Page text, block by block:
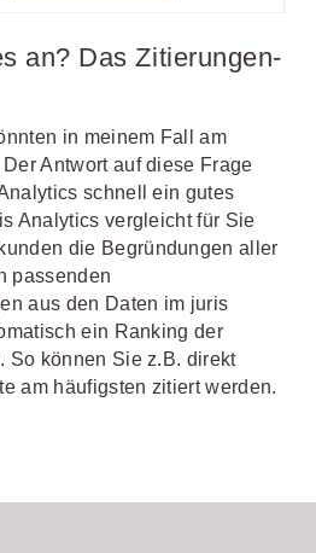
an? Das Zitierungen-
in meinem Fall am
Antwort auf diese Frage
schnell ein gutes
Analytics vergleicht für Sie
die Begründungen aller
passenden
aus den Daten im juris
ein Ranking der
So können Sie z.B. direkt
am häufigsten zitiert werden.